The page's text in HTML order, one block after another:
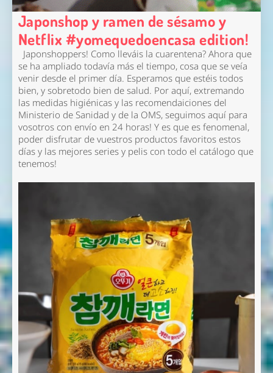
Japonshop y ramen de sésamo y
Netflix #yomequedoencasa edition!
Japonshoppers! Como lleváis la cuarentena? Ahora que
se ha ampliado todavía más el tiempo, cosa que se veía
venir desde el primer día. Esperamos que estéis todos
bien, y sobretodo bien de salud. Por aquí, extremando
las medidas higiénicas y las recomendaiciones del
Ministerio de Sanidad y de la OMS, seguimos aquí para
vosotros con envío en 24 horas! Y es que es fenomenal,
poder disfrutar de vuestros productos favoritos estos
días y las mejores series y pelis con todo el catálogo que
tenemos!